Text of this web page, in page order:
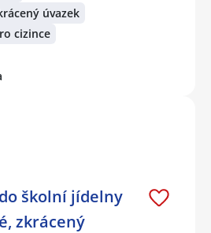
úvazek
cizince
školní jídelny
zkrácený